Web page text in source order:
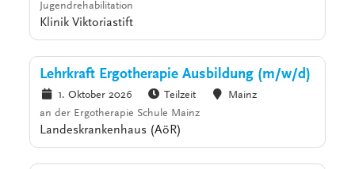
Jugendrehabilitation
Klinik Viktoriastift
Lehrkraft Ergotherapie Ausbildung (m/w/d)
1. Oktober 2026 Teilzeit
Mainz
an der Ergotherapie Schule Mainz
Landeskrankenhaus (AöR)